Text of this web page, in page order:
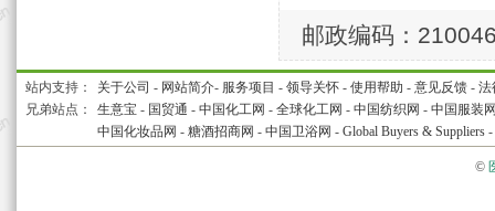
邮政编码：
站内支持： 关于公司 - 网站简介- 服务项目 - 领导关怀 - 使用帮助 - 意见反馈 - 法
兄弟站点：
生意宝 - 国贸通 - 中国化工网 - 全球化工网 - 中国纺织网 - 中国服装
中国化妆品网 - 糖酒招商网 - 中国卫浴网 - Global Buyers & Suppliers -
©